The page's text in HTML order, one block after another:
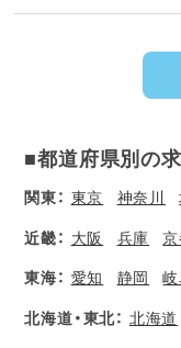
■都道府県別の
関東： 東京 神奈川
近畿： 大阪 兵庫
東海： 愛知 静岡
北海道・東北： 北海道